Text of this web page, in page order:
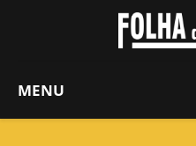
MENU